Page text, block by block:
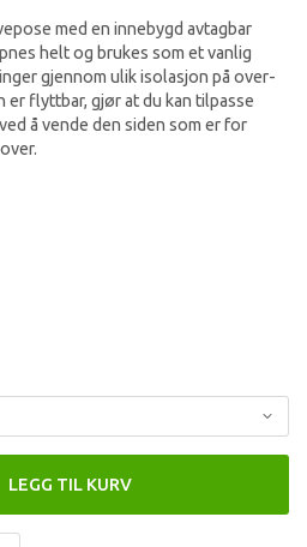
med en innebygd avtagbar
helt og brukes som et vanlig
gjennom ulik isolasjon på over-
er flyttbar, gjør at du kan tilpasse
å vende den siden som er for
LEGG TIL KURV